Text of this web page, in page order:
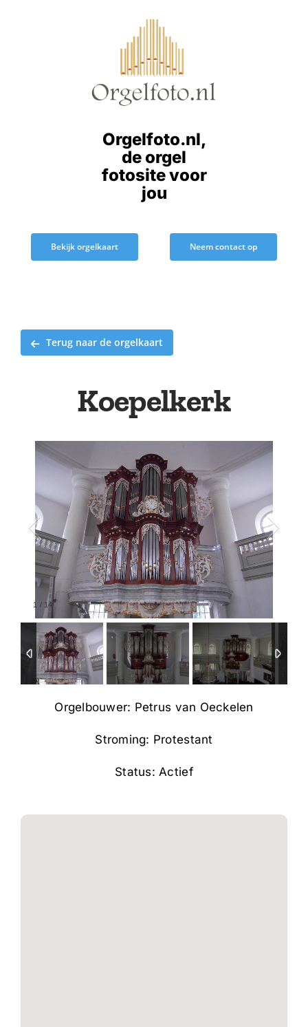
Orgelfoto.nl,
de orgel
fotosite voor
jou
Bekijk orgelkaart Neem contact op
Terug naar de orgelkaart
Koepelkerk
1 / 14
Orgelbouwer: Petrus van Oeckelen
Stroming: Protestant
Status: Actief